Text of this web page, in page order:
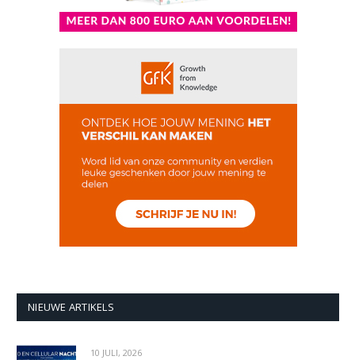
NIEUWE ARTIKELS
10 JULI, 2026